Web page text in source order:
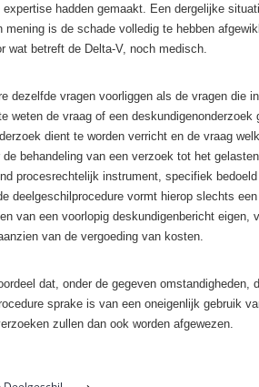
hadden gemaakt. Een dergelijke
is de schade volledig te hebben
wat betreft de Delta-V, noch medisch.
dezelfde vragen voorliggen als de vragen die
weten de vraag of een deskundigenonderzoek
dient te worden verricht en de vraag
behandeling van een verzoek tot het
procesrechtelijk instrument, specifiek
deelgeschilprocedure vormt hierop slechts
van een voorlopig deskundigenbericht eigen,
van de vergoeding van kosten.
dat, onder de gegeven omstandigheden,
sprake is van een oneigenlijk gebruik
zullen dan ook worden afgewezen.